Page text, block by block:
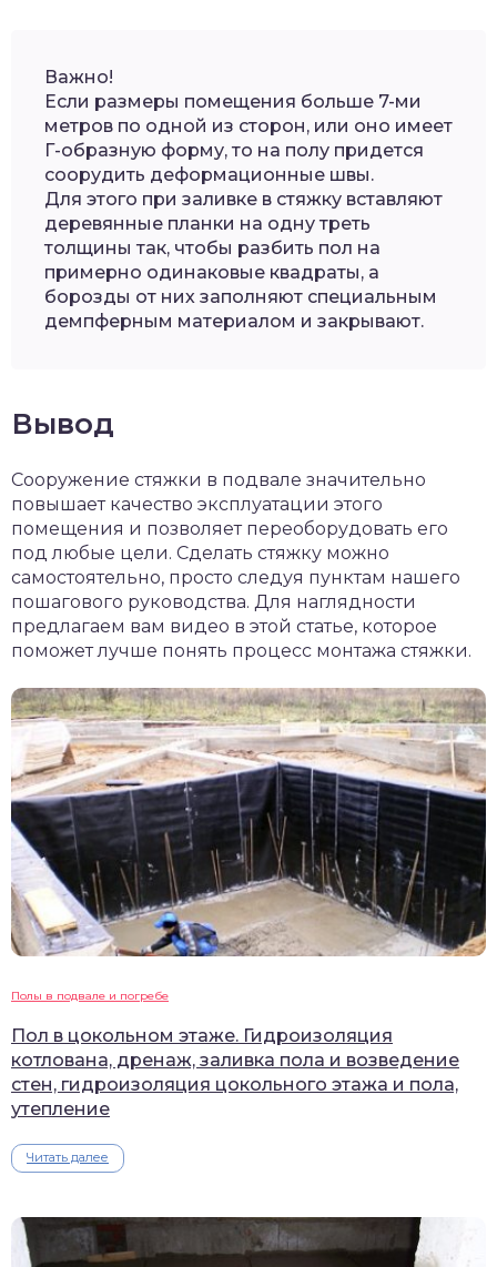
Важно!
Если размеры помещения больше 7-ми
метров по одной из сторон, или оно имеет
Г-образную форму, то на полу придется
соорудить деформационные швы.
Для этого при заливке в стяжку вставляют
деревянные планки на одну треть
толщины так, чтобы разбить пол на
примерно одинаковые квадраты, а
борозды от них заполняют специальным
демпферным материалом и закрывают.
Вывод
Сооружение стяжки в подвале значительно
повышает качество эксплуатации этого
помещения и позволяет переоборудовать его
под любые цели. Сделать стяжку можно
самостоятельно, просто следуя пунктам нашего
пошагового руководства. Для наглядности
предлагаем вам видео в этой статье, которое
поможет лучше понять процесс монтажа стяжки.
Полы в подвале и погребе
Пол в цокольном этаже. Гидроизоляция
котлована, дренаж, заливка пола и возведение
стен, гидроизоляция цокольного этажа и пола,
утепление
Читать далее